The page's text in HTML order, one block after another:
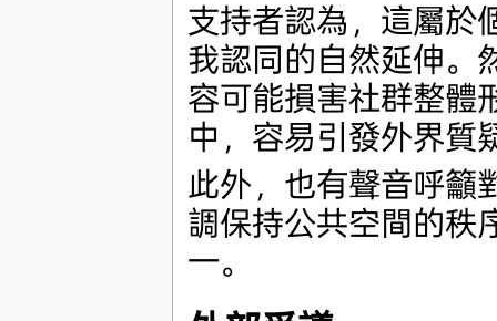
支持者認為，這屬於
我認同的自然延伸。
容可能損害社群整體
中，容易引發外界質
此外，也有聲音呼籲
調保持公共空間的秩
一。